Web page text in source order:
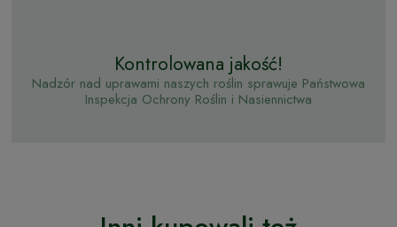
Kontrolowana jakość!
Nadzór nad uprawami naszych roślin sprawuje Państwowa
Inspekcja Ochrony Roślin i Nasiennictwa